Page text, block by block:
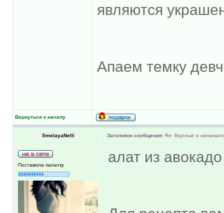
являются
Апаем темку
Вернуться к началу
SmelayaNelli Заголовок сообщения: Re: Вкусные и
Поставила палатку алат из